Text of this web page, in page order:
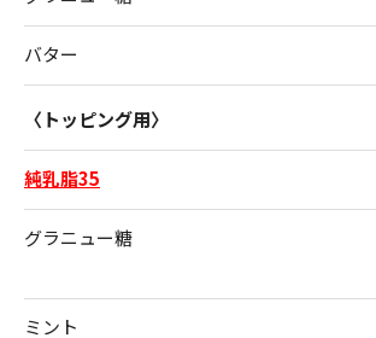
バター
〈トッピング用〉
純乳脂35
グラニュー糖
ミント